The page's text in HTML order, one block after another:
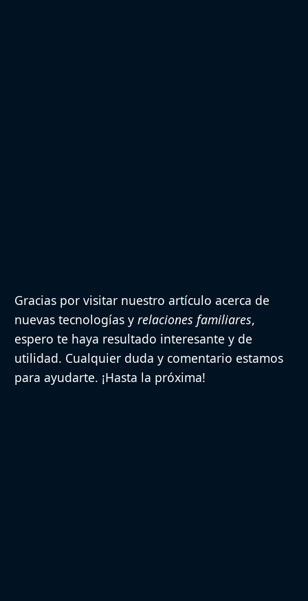
Gracias por visitar nuestro artículo acerca de
nuevas tecnologías y relaciones familiares,
espero te haya resultado interesante y de
utilidad. Cualquier duda y comentario estamos
para ayudarte. ¡Hasta la próxima!